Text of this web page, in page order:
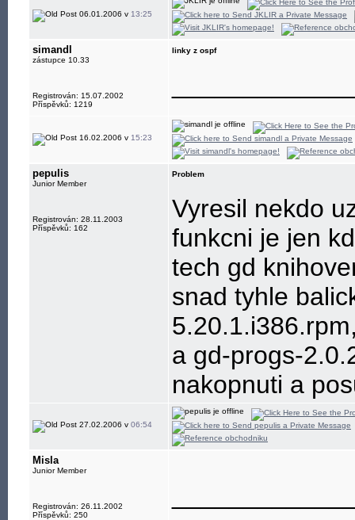
06.01.2006 v 13:25
simandl
zástupce 10.33
Registrován: 15.07.2002
Příspěvků: 1219
linky z ospf
16.02.2006 v 15:23
pepulis
Junior Member
Registrován: 28.11.2003
Příspěvků: 162
Problem
Vyresil nekdo
funkcni je jen
tech gd
snad tyhle
a gd-progs-
nakopnuti a
27.02.2006 v 06:54
Misla
Junior Member
Registrován: 26.11.2002
Příspěvků: 250